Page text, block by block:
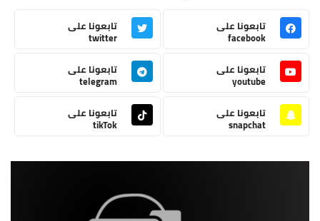
تابعونا على
facebook
تابعونا على
twitter
تابعونا على
youtube
تابعونا على
telegram
تابعونا على
snapchat
تابعونا على
tikTok